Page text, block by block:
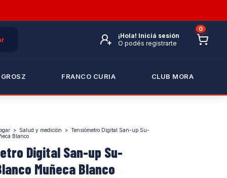
¡Hola! Iniciá sesión
O podés registrarte
0
FRANCO CURIA CLUB MORA
> Salud y medición > Tensiómetro Digital San-up Su-
Blanco
Digital San-up Su-
Muñeca Blanco